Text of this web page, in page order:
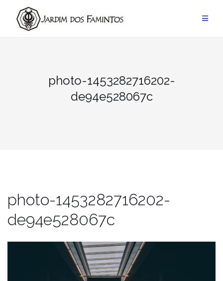
conteúdo
photo-1453282716202-
de94e528067c
photo-1453282716202-
de94e528067c